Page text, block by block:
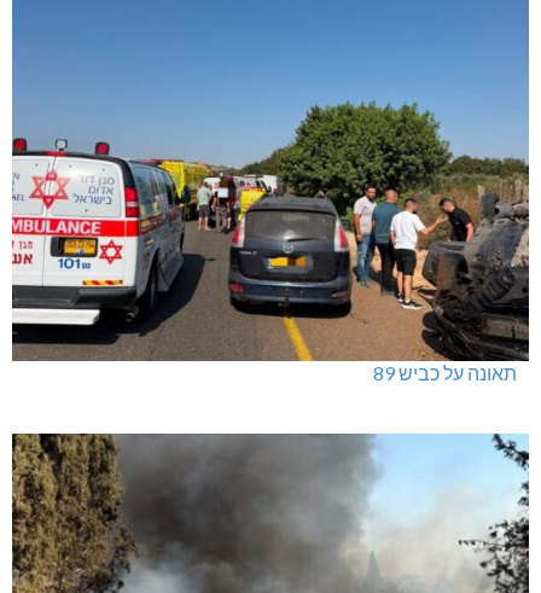
תאונה על כביש 89